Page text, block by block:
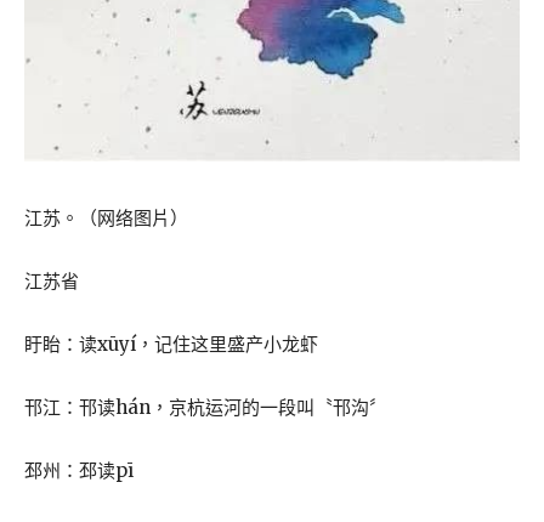
江苏。（网络图片）
江苏省
盱眙：读xūyí，记住这里盛产小龙虾
邗江：邗读hán，京杭运河的一段叫〝邗沟〞
邳州：邳读pī